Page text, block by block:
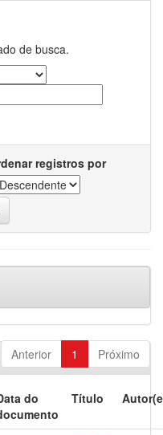
de busca.
registros por
Anterior 1 Próximo
do
Título